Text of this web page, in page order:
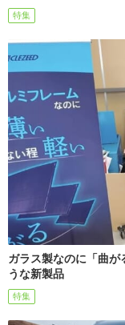
特集
ガラス製なのに「曲
うな新製品
特集